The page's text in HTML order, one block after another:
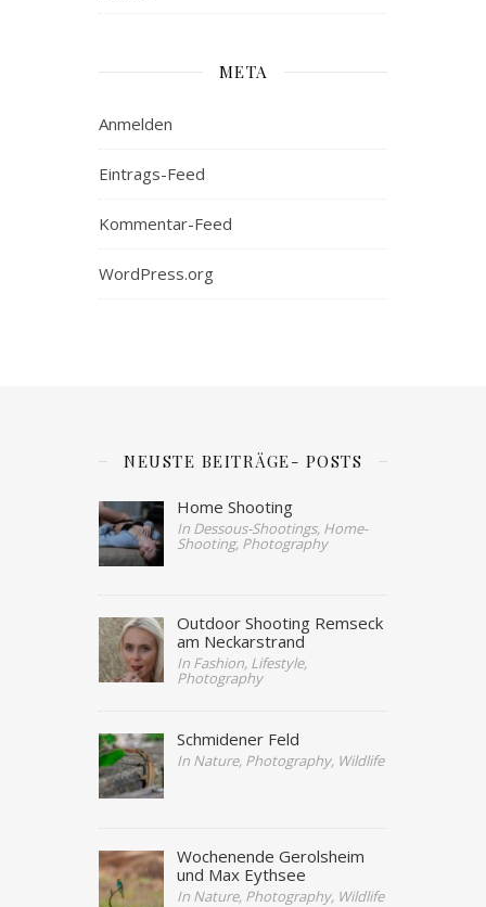
META
Anmelden
Eintrags-Feed
Kommentar-Feed
WordPress.org
NEUSTE BEITRÄGE- POSTS
Home Shooting
In Dessous-Shootings, Home-
Shooting, Photography
Outdoor Shooting Remseck
am Neckarstrand
In Fashion, Lifestyle,
Photography
Schmidener Feld
In Nature, Photography, Wildlife
Wochenende Gerolsheim
und Max Eythsee
In Nature, Photography, Wildlife